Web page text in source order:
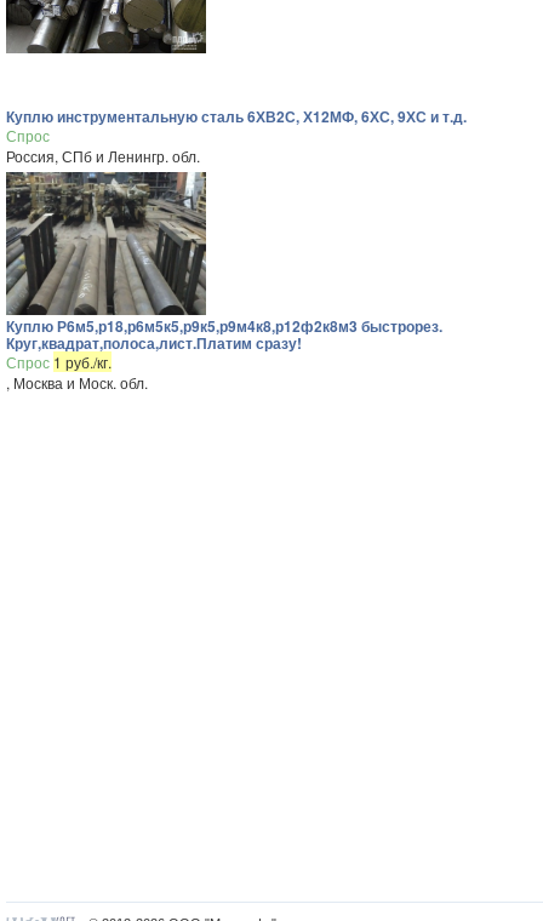
Куплю инструментальную сталь 6ХВ2С, Х12МФ, 6ХС, 9ХС и т.д.
Спрос
Россия, СПб и Ленингр. обл.
Куплю Р6м5,р18,р6м5к5,р9к5,р9м4к8,р12ф2к8м3 быстрорез.
Круг,квадрат,полоса,лист.Платим сразу!
Спрос 1 руб./кг.
, Москва и Моск. обл.